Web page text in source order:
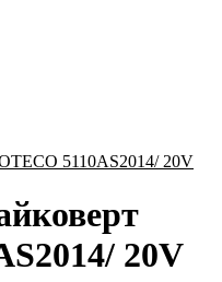
5110AS2014/ 20V
20V